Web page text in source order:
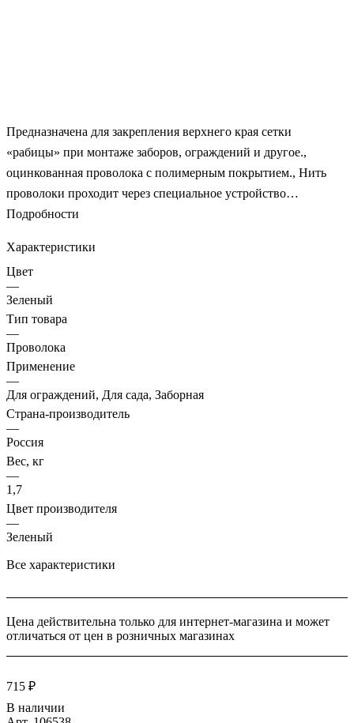
Предназначена для закрепления верхнего края сетки
«рабицы» при монтаже заборов, ограждений и другое.,
оцинкованная проволока с полимерным покрытием., Нить
проволоки проходит через специальное устройство
(экструдер) и покрывается по всей своей площади горячим
через ячейки верхнего края сетки, закрепляется на заборных
столбах.
Подробности
Характеристики
Цвет
—
Зеленый
Тип товара
—
Проволока
Применение
—
Для ограждений, Для сада, Заборная
Страна-производитель
—
Россия
Вес, кг
—
1,7
Цвет производителя
—
Зеленый
Все характеристики
Цена действительна только для интернет-магазина и может
отличаться от цен в розничных магазинах
715 ₽
В наличии